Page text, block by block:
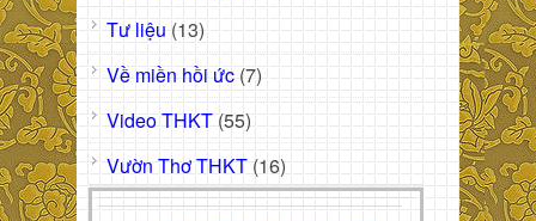
Tư liệu (13)
Về miền hồi ức (7)
Video THKT (55)
Vườn Thơ THKT (16)